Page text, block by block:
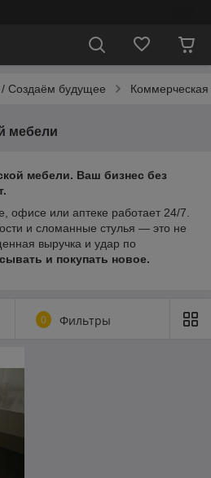
Cоздаём будущее
мебели
мебели. Ваш бизнес без
офисе или аптеке работает 24/7.
и сломанные стулья — это не
выручка и удар по
и покупать новое.
0 Фильтры